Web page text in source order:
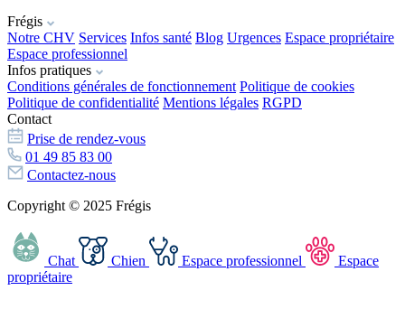
Frégis
Notre CHV Services Infos santé Blog Urgences Espace propriétaire
Espace professionnel
Infos pratiques
Conditions générales de fonctionnement Politique de cookies
Politique de confidentialité Mentions légales RGPD
Contact
Prise de rendez-vous
01 49 85 83 00
Contactez-nous
Copyright © 2025 Frégis
Chat Chien Espace professionnel
Espace
propriétaire